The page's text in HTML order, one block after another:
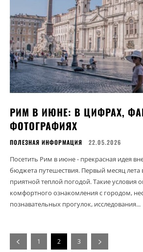
РИМ В ИЮНЕ: В ЦИФРАХ,
ФОТОГРАФИЯХ
ПОЛЕЗНАЯ ИНФОРМАЦИЯ 22.05.2026
Посетить Рим в июне - прекрасная идея
бюджета путешествия. Первый месяц лета
приятной теплой погодой. Такие условия
комфортного ознакомления с городом,
познавательных прогулок, исследования...
1 2 3